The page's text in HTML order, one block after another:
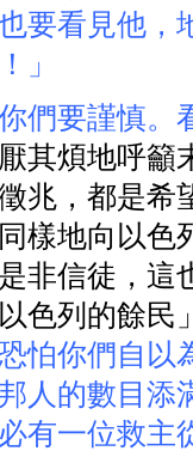
要看見他，
」
你們要謹慎
其煩地呼籲
兆，都是希
樣地向以色
非信徒，這
以色列的餘民
恐怕你們自
人的數目添
必有一位救